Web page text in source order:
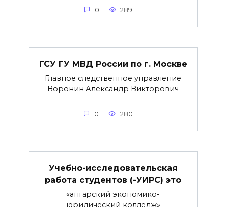
0 289
ГСУ ГУ МВД России по г. Москве
Главное следственное управление
Воронин Александр Викторович
0 280
Учебно-исследовательская
работа студентов (-УИРС) это
«ангарский экономико-
юридический колледж»